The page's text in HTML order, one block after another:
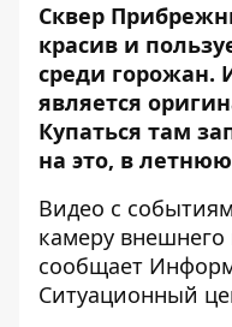
Сквер
красив и
среди горожан.
является
Купаться там
на это, в
Видео с
камеру
сообщает
Ситуационный